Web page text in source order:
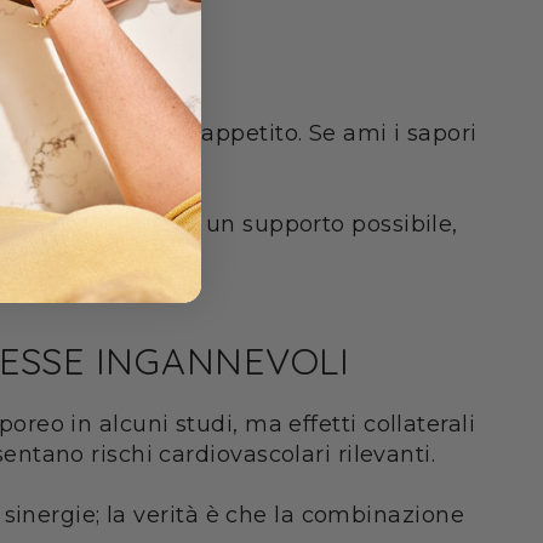
riduzione dell'appetito. Se ami i sapori
quotidiano.
È un supporto possibile,
INGANNEVOLI
in alcuni studi, ma effetti collaterali
rischi cardiovascolari rilevanti.
la verità è che la combinazione